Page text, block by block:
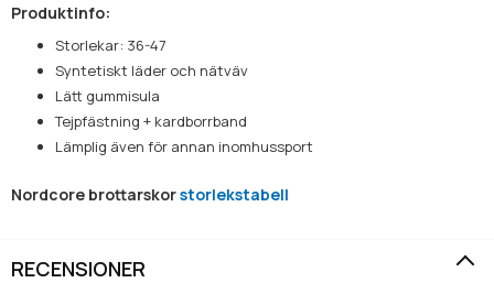
Produktinfo:
Storlekar: 36-47
Syntetiskt läder och nätväv
Lätt gummisula
Tejpfästning + kardborrband
Lämplig även för annan inomhussport
Nordcore brottarskorstorlekstabell
RECENSIONER